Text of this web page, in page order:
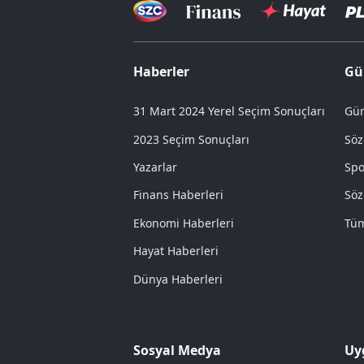
Haberler
31 Mart 2024 Yerel Seçim Sonuçları
2023 Seçim Sonuçları
Yazarlar
Finans Haberleri
Ekonomi Haberleri
Hayat Haberleri
Dünya Haberleri
Sosyal Medya